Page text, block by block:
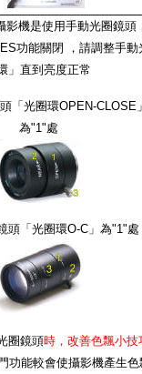
影機是使用手動光圈鏡頭
功能關閉 ，請調整手動
」直到亮度正常
「光圈環OPEN-CLOSE
為"1"處
頭「光圈環O-C」為"1"處
圈鏡頭時，改善色飄小技
功能較會使攝影機產生色